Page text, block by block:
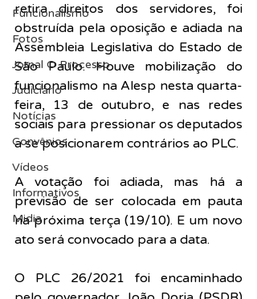
Funcionalismo
Fotos
Jornal O Processo
Judiciário
Notícias
Convênios
Vídeos
Informativos
Midia
retira direitos dos servidores, foi
obstruída pela oposição e adiada na
Assembleia Legislativa do Estado de
São Paulo. Houve mobilização do
funcionalismo na Alesp nesta quarta-
feira, 13 de outubro, e nas redes
sociais para pressionar os deputados
a se posicionarem contrários ao PLC.
A votação foi adiada, mas há a
previsão de ser colocada em pauta
na próxima terça (19/10). E um novo
ato será convocado para a data.
O PLC 26/2021 foi encaminhado